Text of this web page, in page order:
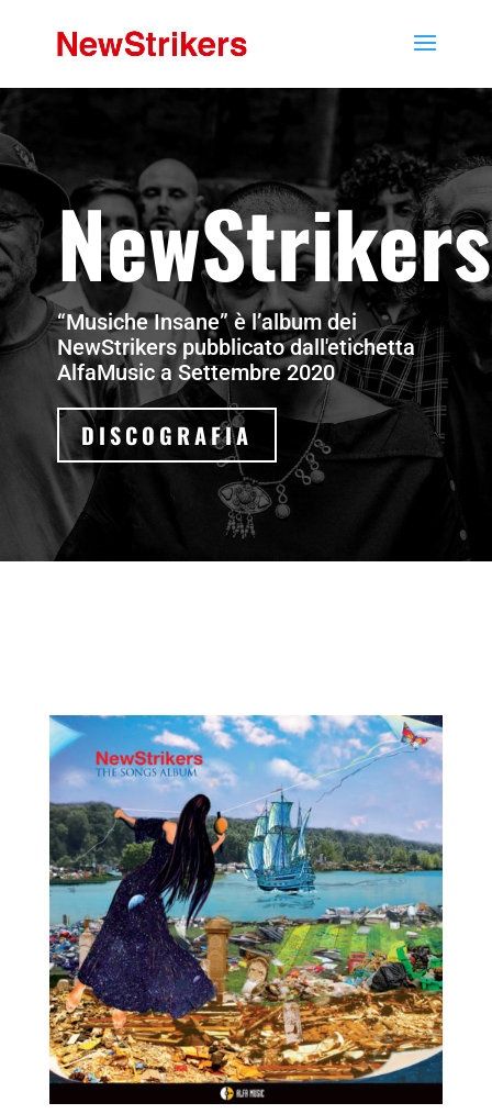
NewStrikers
“Musiche Insane” è l’album dei
NewStrikers pubblicato dall'etichetta
AlfaMusic a Settembre 2020
DISCOGRAFIA